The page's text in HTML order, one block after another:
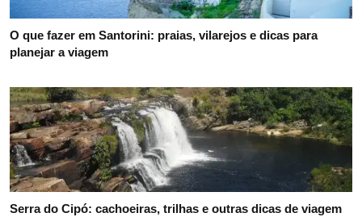
O que fazer em Santorini: praias, vilarejos e dicas para
planejar a viagem
Serra do Cipó: cachoeiras, trilhas e outras dicas de viagem